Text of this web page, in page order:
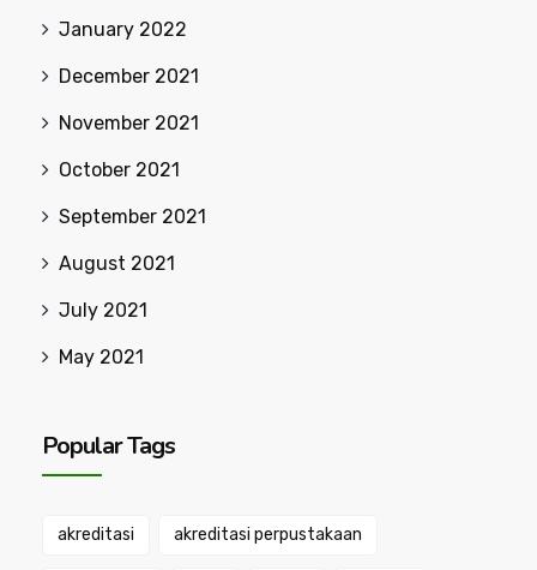
January 2022
December 2021
November 2021
October 2021
September 2021
August 2021
July 2021
May 2021
Popular Tags
akreditasi akreditasi perpustakaan